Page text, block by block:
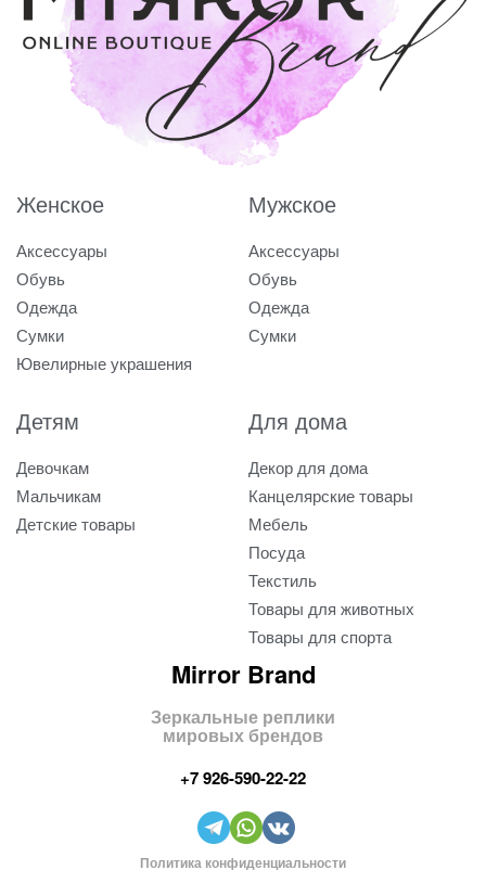
Женское
Аксессуары
Обувь
Одежда
Сумки
Ювелирные украшения
Мужское
Аксессуары
Обувь
Одежда
Сумки
Детям
Девочкам
Мальчикам
Детские товары
Для дома
Декор для дома
Канцелярские товары
Мебель
Посуда
Текстиль
Товары для животных
Товары для спорта
Mirror Brand
Зеркальные реплики
мировых брендов
+7 926-590-22-22
Политика конфиденциальности